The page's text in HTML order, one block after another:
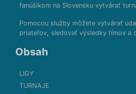
fanúšikom na Slovensku vytvárať
Pomocou služby môžete vytvárať
priateľov, sledovať výsledky tímov a
Obsah
LIGY
TURNAJE